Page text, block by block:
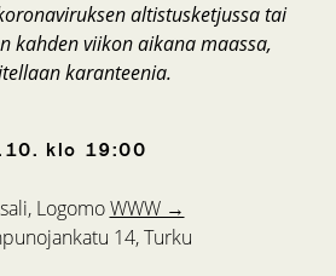
klo 19:00
LogomoWWW →
14, Turku
altistusketjussa tai
kahden viikon aikana maassa,
karanteenia.